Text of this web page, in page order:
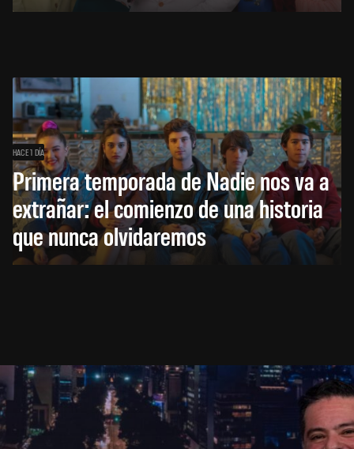
HACE 1 DÍA
Primera temporada de Nadie nos va a
extrañar: el comienzo de una historia
que nunca olvidaremos